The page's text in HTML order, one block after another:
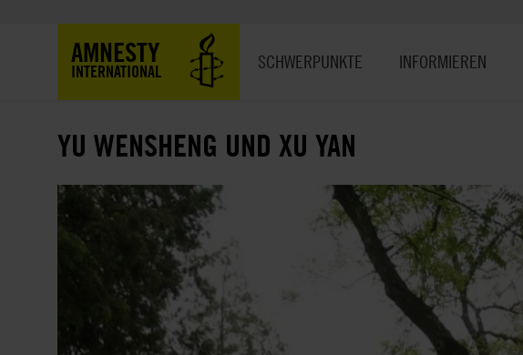
AMNESTY
INTERNATIONAL SCHWERPUNKTE INFORMIEREN
YU WENSHENG UND XU YAN